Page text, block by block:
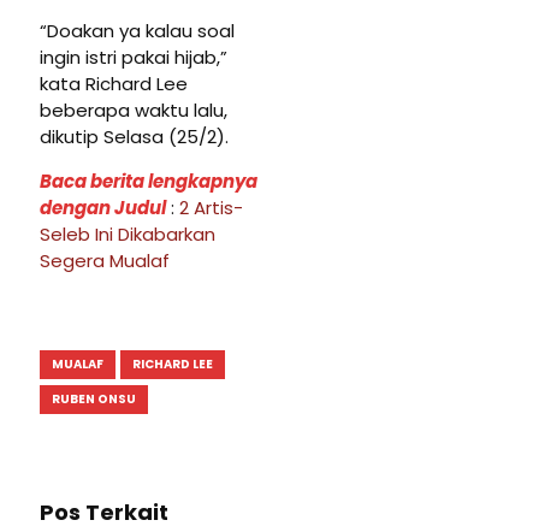
“Doakan ya kalau soal
ingin istri pakai hijab,”
kata Richard Lee
beberapa waktu lalu,
dikutip Selasa (25/2).
Baca berita lengkapnya
dengan Judul: 2 Artis-
Seleb Ini Dikabarkan
Segera Mualaf
MUALAF
RICHARD LEE
RUBEN ONSU
Pos Terkait